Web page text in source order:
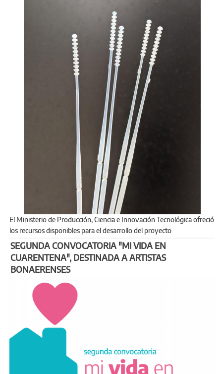
El Ministerio de Producción, Ciencia e Innovación Tecnológica ofreció
los recursos disponibles para el desarrollo del proyecto
SEGUNDA CONVOCATORIA "MI VIDA EN
CUARENTENA", DESTINADA A ARTISTAS
BONAERENSES